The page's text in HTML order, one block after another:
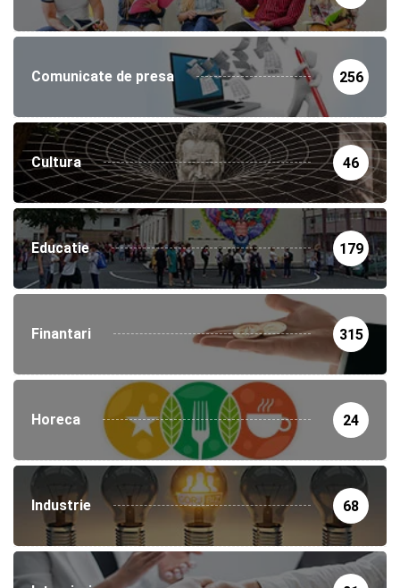
Comunicate de presa 256
Cultura 46
Educatie 179
Finantari 315
Horeca 24
Industrie 68